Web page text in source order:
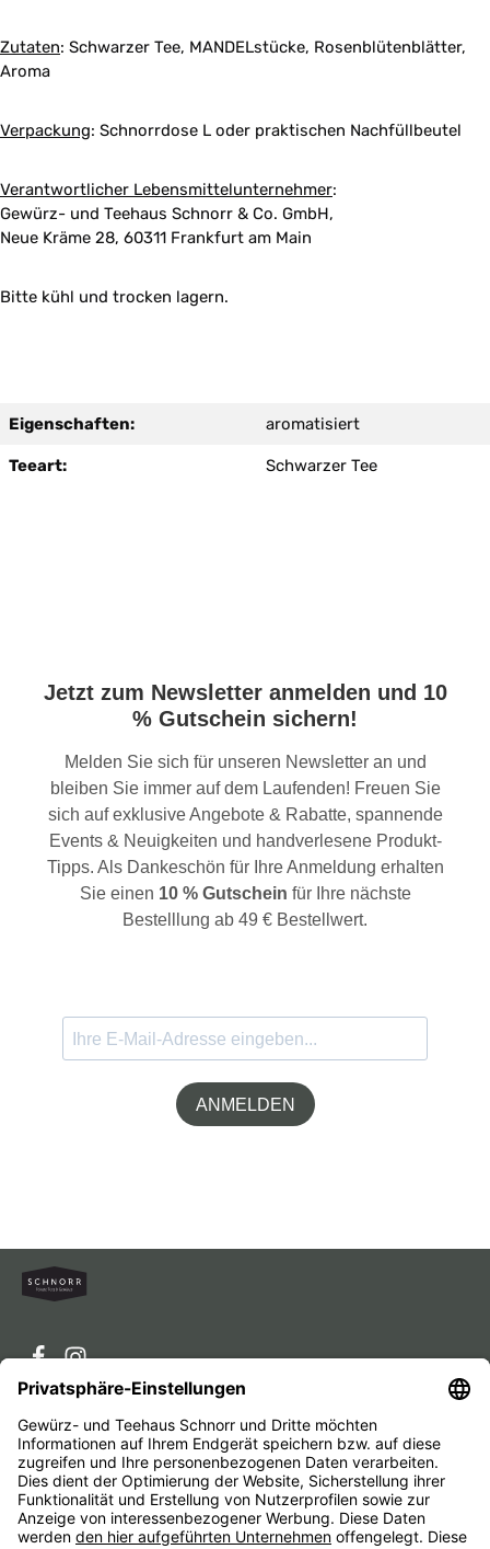
Zutaten: Schwarzer Tee, MANDELstücke, Rosenblütenblätter,
Aroma
Verpackung: Schnorrdose L oder praktischen Nachfüllbeutel
Verantwortlicher Lebensmittelunternehmer:
Gewürz- und Teehaus Schnorr & Co. GmbH,
Neue Kräme 28, 60311 Frankfurt am Main
Bitte kühl und trocken lagern.
Eigenschaften: aromatisiert
Teeart: Schwarzer Tee
Jetzt zum Newsletter anmelden und 10
% Gutschein sichern!
Melden Sie sich für unseren Newsletter an und
bleiben Sie immer auf dem Laufenden! Freuen Sie
sich auf exklusive Angebote & Rabatte, spannende
Events & Neuigkeiten und handverlesene Produkt-
Tipps. Als Dankeschön für Ihre Anmeldung erhalten
Sie einen 10 % Gutschein für Ihre nächste
Bestelllung ab 49 € Bestellwert.
ANMELDEN
Service-Hotline
Service
Unternehmen